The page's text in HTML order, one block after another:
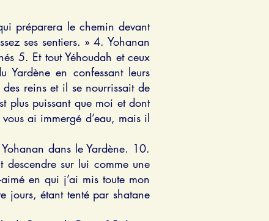
préparera le chemin devant
ses sentiers. » 4. Yohanan
5. Et tout Yéhoudah et ceux
en confessant leurs
reins et il se nourrissait de
plus puissant que moi et dont
ai immergé d’eau, mais il
dans le Yardène. 10.
descendre sur lui comme une
en qui j’ai mis toute mon
jours, étant tenté par shatane